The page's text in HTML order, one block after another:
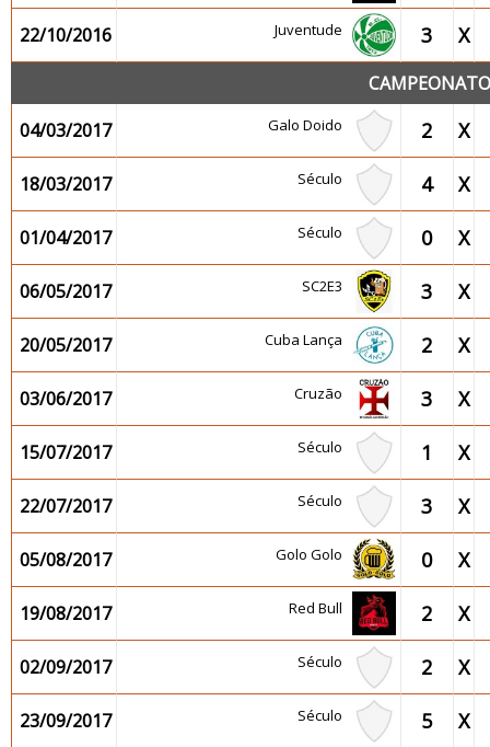
22/10/2016 Juventude 3 X
04/03/2017
Galo Doido 2 X
18/03/2017 Século 4 X
01/04/2017 Século 0 X
06/05/2017 SC2E3 3 X
20/05/2017 Cuba Lança 2 X
03/06/2017 Cruzão 3 X
15/07/2017 Século 1 X
22/07/2017 Século 3 X
05/08/2017 Golo Golo 0 X
19/08/2017 Red Bull 2 X
02/09/2017 Século 2 X
23/09/2017 Século 5 X